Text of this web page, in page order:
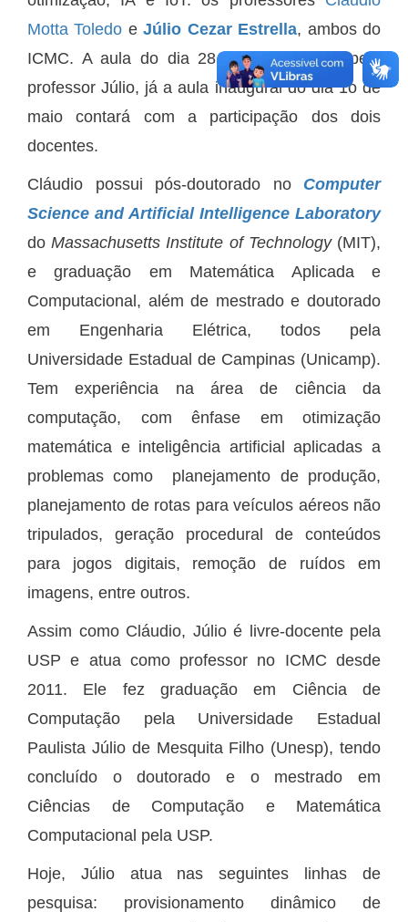
Motta Toledo eJúlio Cezar Estrella, ambos do
ICMC. A aula do dia 28 será ministrada pelo
professor Júlio, já a aula inaugural do dia 1o de
maio contará com a participação dos dois
docentes.
Cláudio possui pós-doutorado no Computer
Science and Artificial Intelligence Laboratory
doMassachusetts Institute of Technology(MIT),
e graduação em Matemática Aplicada e
Computacional, além de mestrado e doutorado
em Engenharia Elétrica, todos pela
Universidade Estadual de Campinas (Unicamp).
Tem experiência na área de ciência da
computação, com ênfase em otimização
matemática e inteligência artificial aplicadas a
problemas como planejamento de produção,
planejamento de rotas para veículos aéreos não
tripulados, geração procedural de conteúdos
para jogos digitais, remoção de ruídos em
imagens, entre outros.
Assim como Cláudio, Júlio é livre-docente pela
USP e atua como professor no ICMC desde
2011. Ele fez graduação em Ciência de
Computação pela Universidade Estadual
Paulista Júlio de Mesquita Filho (Unesp), tendo
concluído o doutorado e o mestrado em
Ciências de Computação e Matemática
Computacional pela USP.
Hoje, Júlio atua nas seguintes linhas de
pesquisa: provisionamento dinâmico de